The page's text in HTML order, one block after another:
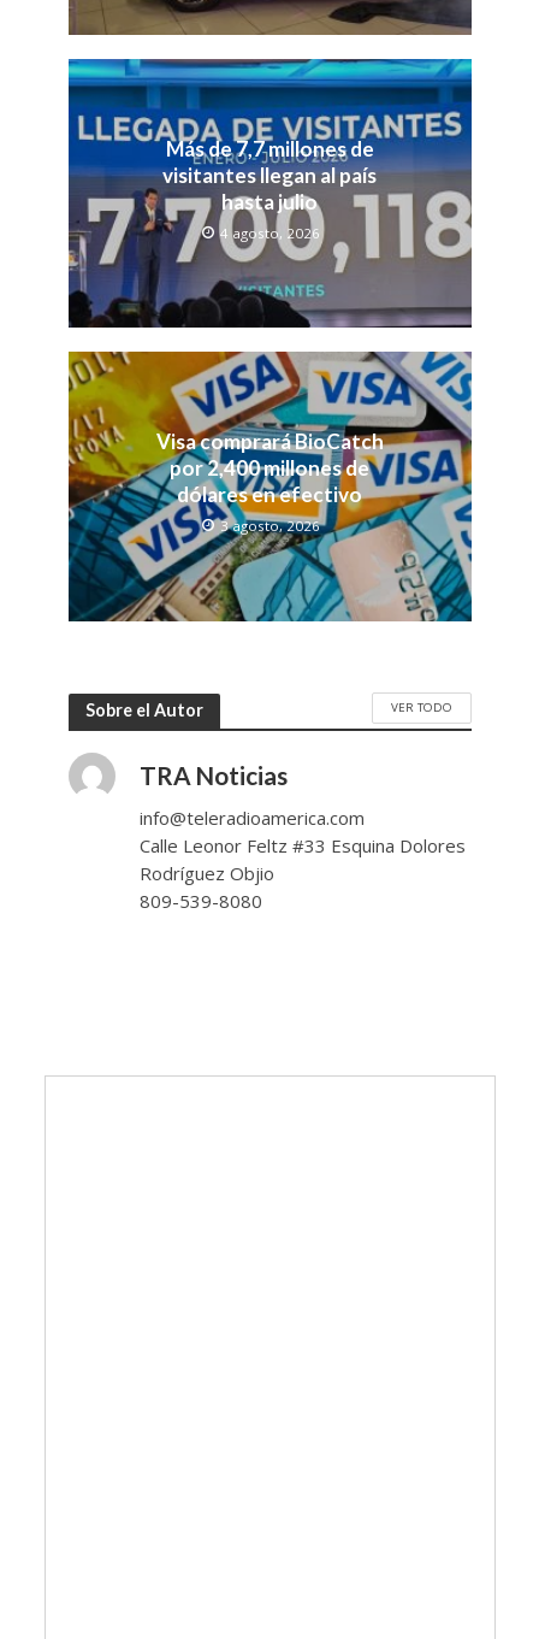
Más de 7,7 millones de
visitantes llegan al país
hasta julio
4 agosto, 2026
Visa comprará BioCatch
por 2,400 millones de
dólares en efectivo
3 agosto, 2026
Sobre el Autor VER TODO
TRA Noticias
info@teleradioamerica.com
Calle Leonor Feltz #33 Esquina Dolores
Rodríguez Objio
809-539-8080